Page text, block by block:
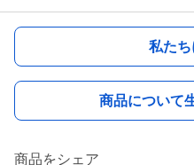
私た
商品について
商品をシェア